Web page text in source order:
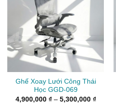
Ghế Xoay Lưới Công Thái
Học GGD-069
4,900,000 ₫ – 5,300,000 ₫Khoảng